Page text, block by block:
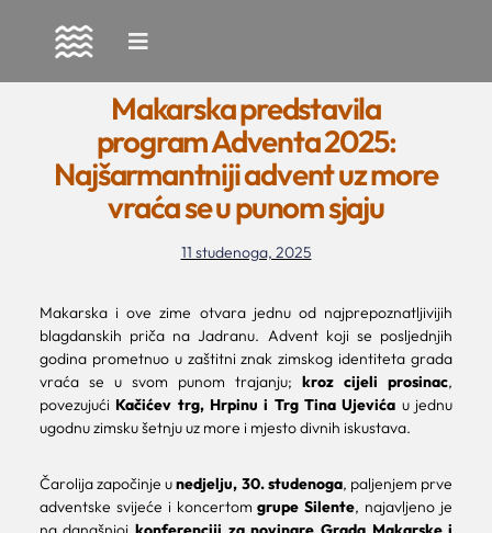
to
Makarska predstavila
program Adventa 2025:
Najšarmantniji advent uz more
vraća se u punom sjaju
11 studenoga, 2025
Makarska i ove zime otvara jednu od najprepoznatljivijih
blagdanskih priča na Jadranu. Advent koji se posljednjih
godina prometnuo u zaštitni znak zimskog identiteta grada
vraća se u svom punom trajanju;kroz cijeli prosinac,
povezujući Kačićev trg, Hrpinu i Trg Tina Ujevića u jednu
ugodnu zimsku šetnju uz more i mjesto divnih iskustava.
Čarolija započinje unedjelju, 30. studenoga, paljenjem prve
adventske svijeće i koncertomgrupe Silente, najavljeno je